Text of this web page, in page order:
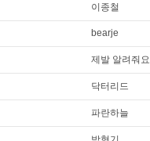
이종철
bearje
제발 알려줘요
닥터리드
파란하늘